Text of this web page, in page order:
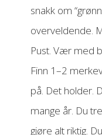
snakk om
overveldende.
Pust. Vær med
Finn 1–2
på. Det holder.
mange år. Du
gjøre alt riktig.